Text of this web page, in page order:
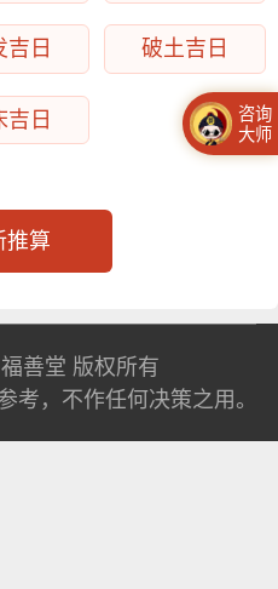
吉日 破土吉日
吉日
推算
福善堂 版权所有
考，不作任何决策之用。
咨询
大师